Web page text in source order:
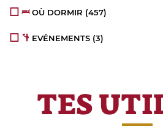
OÙ DORMIR (457)
EVÉNEMENTS (3)
TES